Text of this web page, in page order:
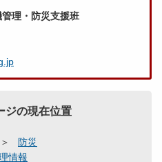
理・防災支援班
ジの現在位置
防災
情報